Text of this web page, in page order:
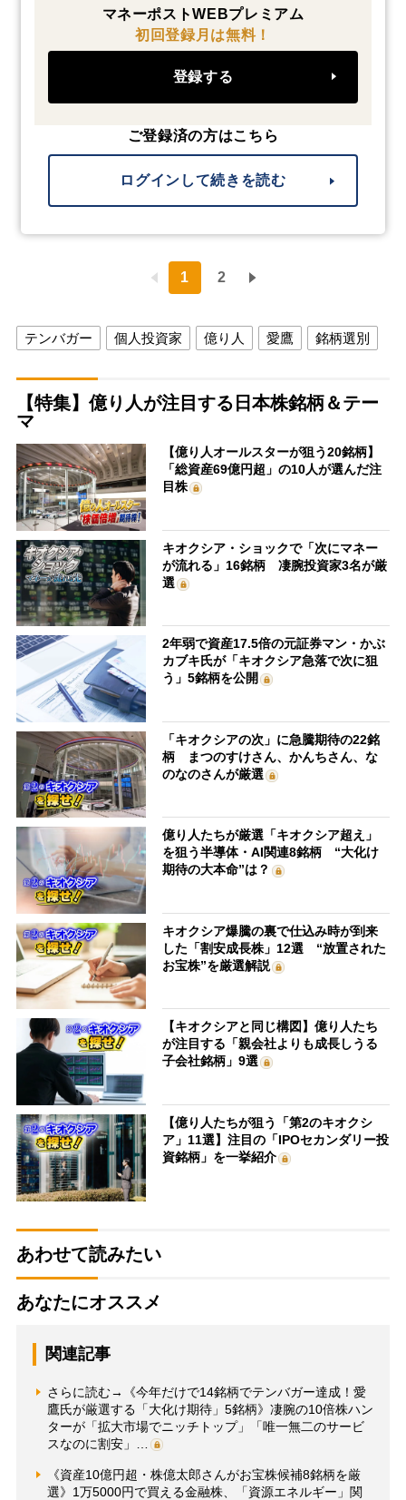
マネーポストWEBプレミアム
初回登録月は無料！
登録する
ご登録済の方はこちら
ログインして続きを読む
1 2
テンバガー 個人投資家 億り人 愛鷹 銘柄選別
【特集】億り人が注目する日本株銘柄＆テー
マ
【億り人オールスターが狙う20銘柄】
「総資産69億円超」の10人が選んだ注
目株
キオクシア・ショックで「次にマネー
が流れる」16銘柄 凄腕投資家3名が厳
選
2年弱で資産17.5倍の元証券マン・かぶ
カブキ氏が「キオクシア急落で次に狙
う」5銘柄を公開
「キオクシアの次」に急騰期待の22銘
柄 まつのすけさん、かんちさん、な
のなのさんが厳選
億り人たちが厳選「キオクシア超え」
を狙う半導体・AI関連8銘柄 “大化け
期待の大本命”は？
キオクシア爆騰の裏で仕込み時が到来
した「割安成長株」12選 “放置された
お宝株”を厳選解説
【キオクシアと同じ構図】億り人たち
が注目する「親会社よりも成長しうる
子会社銘柄」9選
【億り人たちが狙う「第2のキオクシ
ア」11選】注目の「IPOセカンダリー投
資銘柄」を一挙紹介
あわせて読みたい
あなたにオススメ
関連記事
さらに読む→《今年だけで14銘柄でテンバガー達成！愛
鷹氏が厳選する「大化け期待」5銘柄》凄腕の10倍株ハン
ターが「拡大市場でニッチトップ」「唯一無二のサービ
スなのに割安」…
《資産10億円超・株億太郎さんがお宝株候補8銘柄を厳
選》1万5000円で買える金融株、「資源エネルギー」関